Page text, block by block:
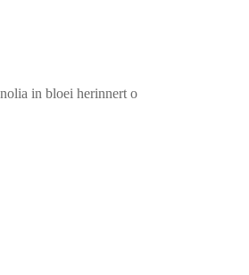
in bloei herinnert o